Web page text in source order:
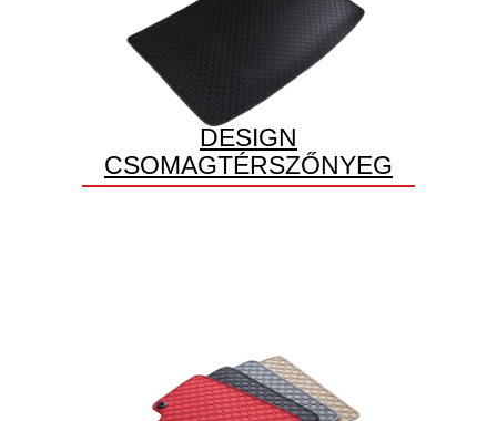
DESIGN
CSOMAGTÉRSZŐNYEG